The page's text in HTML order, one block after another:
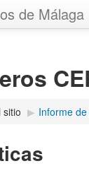
de Málaga
sitio ▶︎ Informe